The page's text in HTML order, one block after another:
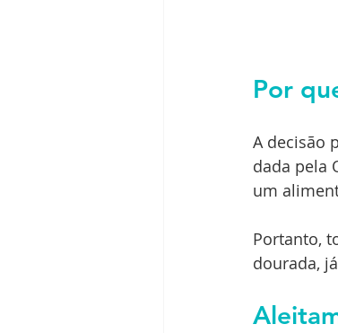
Por
A decisão
dada pela
um
Portanto,
dourada,